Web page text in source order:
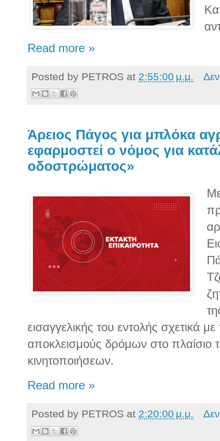
Read more »
Posted by PETROS at 2:55:00 μ.μ.
Άρειος Πάγος για μπλόκα
εφαρμοστεί ο νόμος για
οδοστρώματος»
εισαγγελικής του εντολής σχετικά
αποκλεισμούς δρόμων στο πλαίσιο
κινητοποιήσεων.
Read more »
Posted by PETROS at 2:20:00 μ.μ.